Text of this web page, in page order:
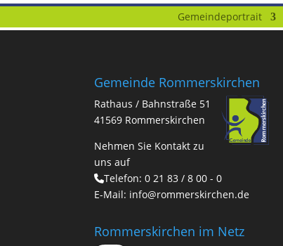
Gemeindeportrait
Gemeinde Rommerskirchen
Rathaus / Bahnstraße 51
41569 Rommerskirchen
Nehmen Sie Kontakt zu
uns auf
Telefon:0 21 83 / 8 00 - 0
E-Mail: info@rommerskirchen.de
Rommerskirchen im Netz